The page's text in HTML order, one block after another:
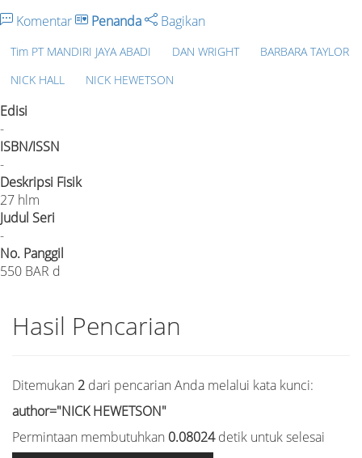
Komentar Penanda Bagikan
Tim PT MANDIRI JAYA ABADI DAN WRIGHT
BARBARA TAYLOR
NICK HALL
NICK HEWETSON
Edisi
-
ISBN/ISSN
-
Deskripsi Fisik
27 hlm
Judul Seri
-
No. Panggil
550 BAR d
Hasil Pencarian
Ditemukan 2 dari pencarian Anda melalui kata kunci:
author="NICK HEWETSON"
Permintaan membutuhkan 0.08024detik untuk selesai